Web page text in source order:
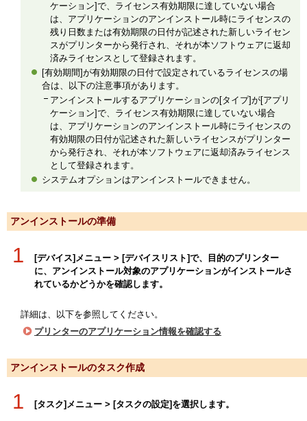
ケーション]で、ライセンス有効期限に達していない場合
は、アプリケーションのアンインストール時にライセンスの
残り日数または有効期限の日付が記述された新しいライセン
スがプリンターから発行され、それが本ソフトウェアに返却
済みライセンスとして登録されます。
[有効期間]が有効期限の日付で設定されているライセンスの場
合は、以下の注意事項があります。
アンインストールするアプリケーションの[タイプ]が[アプリ
ケーション]で、ライセンス有効期限に達していない場合
は、アプリケーションのアンインストール時にライセンスの
有効期限の日付が記述された新しいライセンスがプリンター
から発行され、それが本ソフトウェアに返却済みライセンス
として登録されます。
システムオプションはアンインストールできません。
アンインストールの準備
1
[デバイス]メニュー > [デバイスリスト]で、目的のプリンター
に、アンインストール対象のアプリケーションがインストールさ
れているかどうかを確認します。
詳細は、以下を参照してください。
プリンターのアプリケーション情報を確認する
アンインストールのタスク作成
1 [タスク]メニュー > [タスクの設定]を選択します。